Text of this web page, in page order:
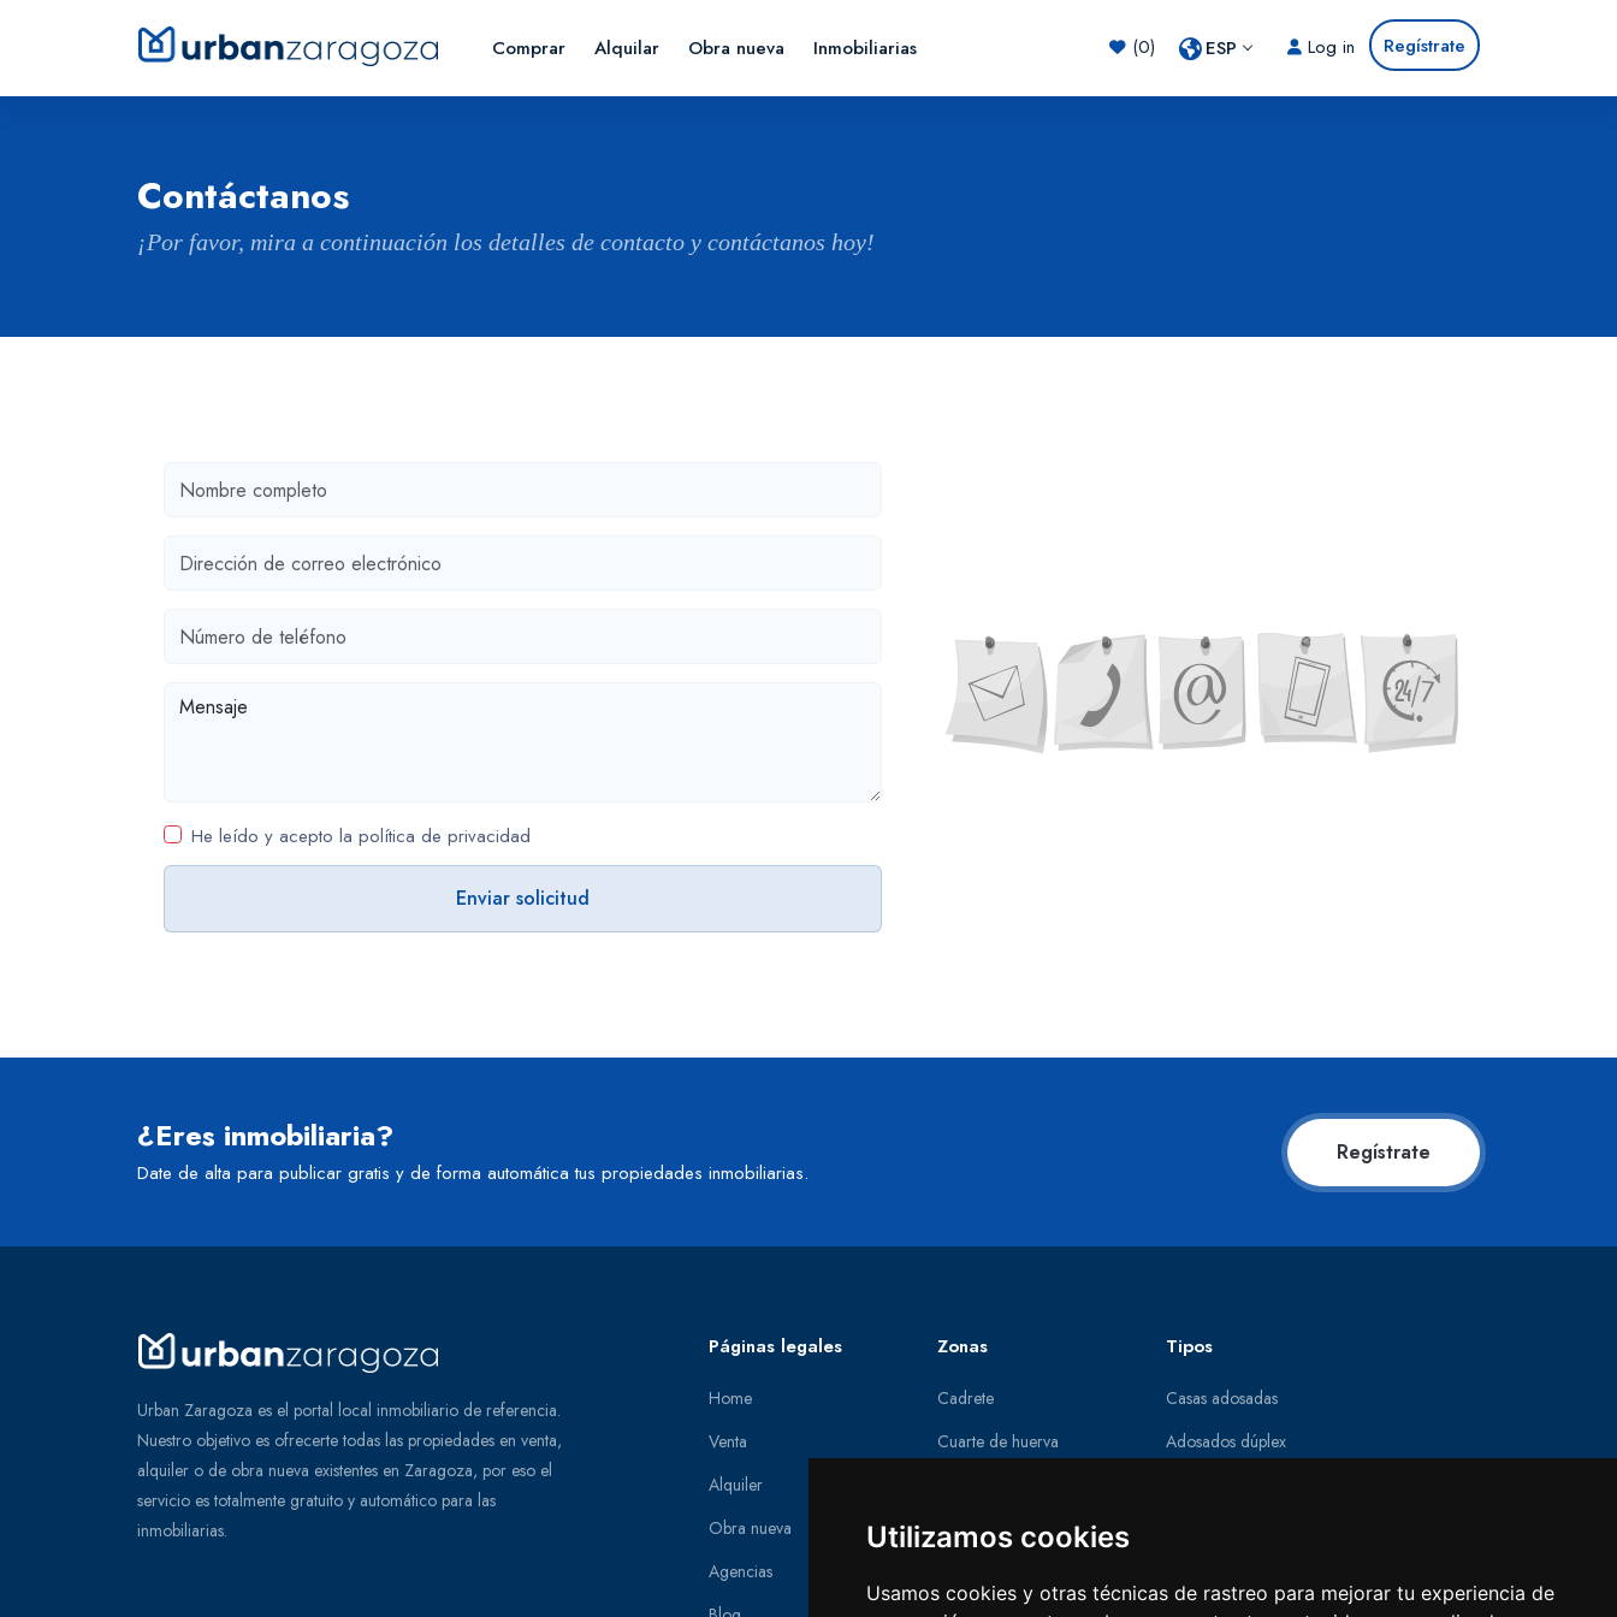
Utilizamos cookies
Usamos cookies y otras técnicas de rastreo para mejorar tu experiencia de
Comprar Alquilar Obra nueva Inmobiliarias Regístrate
Log in
ESP
(0)
Contáctanos
¡Por favor, mira a continuación los detalles de contacto y contáctanos hoy!
He leído y acepto la política de privacidad
¿Eres inmobiliaria?
Date de alta para publicar gratis y de forma automática tus propiedades inmobiliarias.
Regístrate
Urban Zaragoza es el portal local inmobiliario de referencia.
Nuestro objetivo es ofrecerte todas las propiedades en venta,
alquiler o de obra nueva existentes en Zaragoza, por eso el
servicio es totalmente gratuito y automático para las
inmobiliarias.
Páginas legales
Home
Venta
Alquiler
Obra nueva
Agencias
Zonas
Cadrete
Cuarte de huerva
Zaragoza
Tipos
Casas adosadas
Adosados dúplex